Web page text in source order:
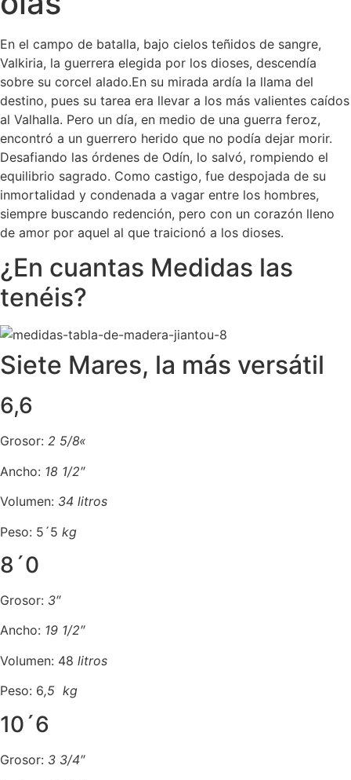
En el campo de batalla, bajo cielos teñidos de sangre,
Valkiria, la guerrera elegida por los dioses, descendía
sobre su corcel alado.En su mirada ardía la llama del
destino, pues su tarea era llevar a los más valientes caídos
al Valhalla. Pero un día, en medio de una guerra feroz,
encontró a un guerrero herido que no podía dejar morir.
Desafiando las órdenes de Odín, lo salvó, rompiendo el
equilibrio sagrado. Como castigo, fue despojada de su
inmortalidad y condenada a vagar entre los hombres,
siempre buscando redención, pero con un corazón lleno
de amor por aquel al que traicionó a los dioses.
¿En cuantas Medidas las
tenéis?
Siete Mares, la más versátil
6,6
Grosor: 2 5/8«
Ancho: 18 1/2″
Volumen: 34 litros
Peso: 5´5 kg
8´0
Grosor: 3″
Ancho: 19 1/2″
Volumen: 48 litros
Peso: 6,5 kg
10´6
Grosor: 3 3/4″